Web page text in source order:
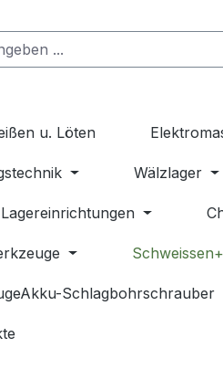
u. Löten
Wälzlager
Schlagbohrschrauber